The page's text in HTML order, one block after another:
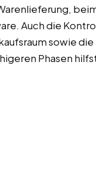
Auch die
sowie
Phasen